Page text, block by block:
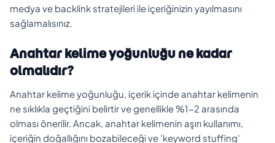
medya ve backlink stratejileri ile içeriğinizin yayılmasını
sağlamalısınız.
Anahtar kelime yoğunluğu ne kadar
olmalıdır?
Anahtar kelime yoğunluğu, içerik içinde anahtar kelimenin
ne sıklıkla geçtiğini belirtir ve genellikle %1-2 arasında
olması önerilir. Ancak, anahtar kelimenin aşırı kullanımı,
içeriğin doğallığını bozabileceği ve 'keyword stuffing'